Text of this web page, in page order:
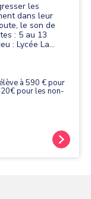
les
dans leur
le son de
en tutti
et en petits
et un petit
prévue en fin
à 590 € pour
pour les non-